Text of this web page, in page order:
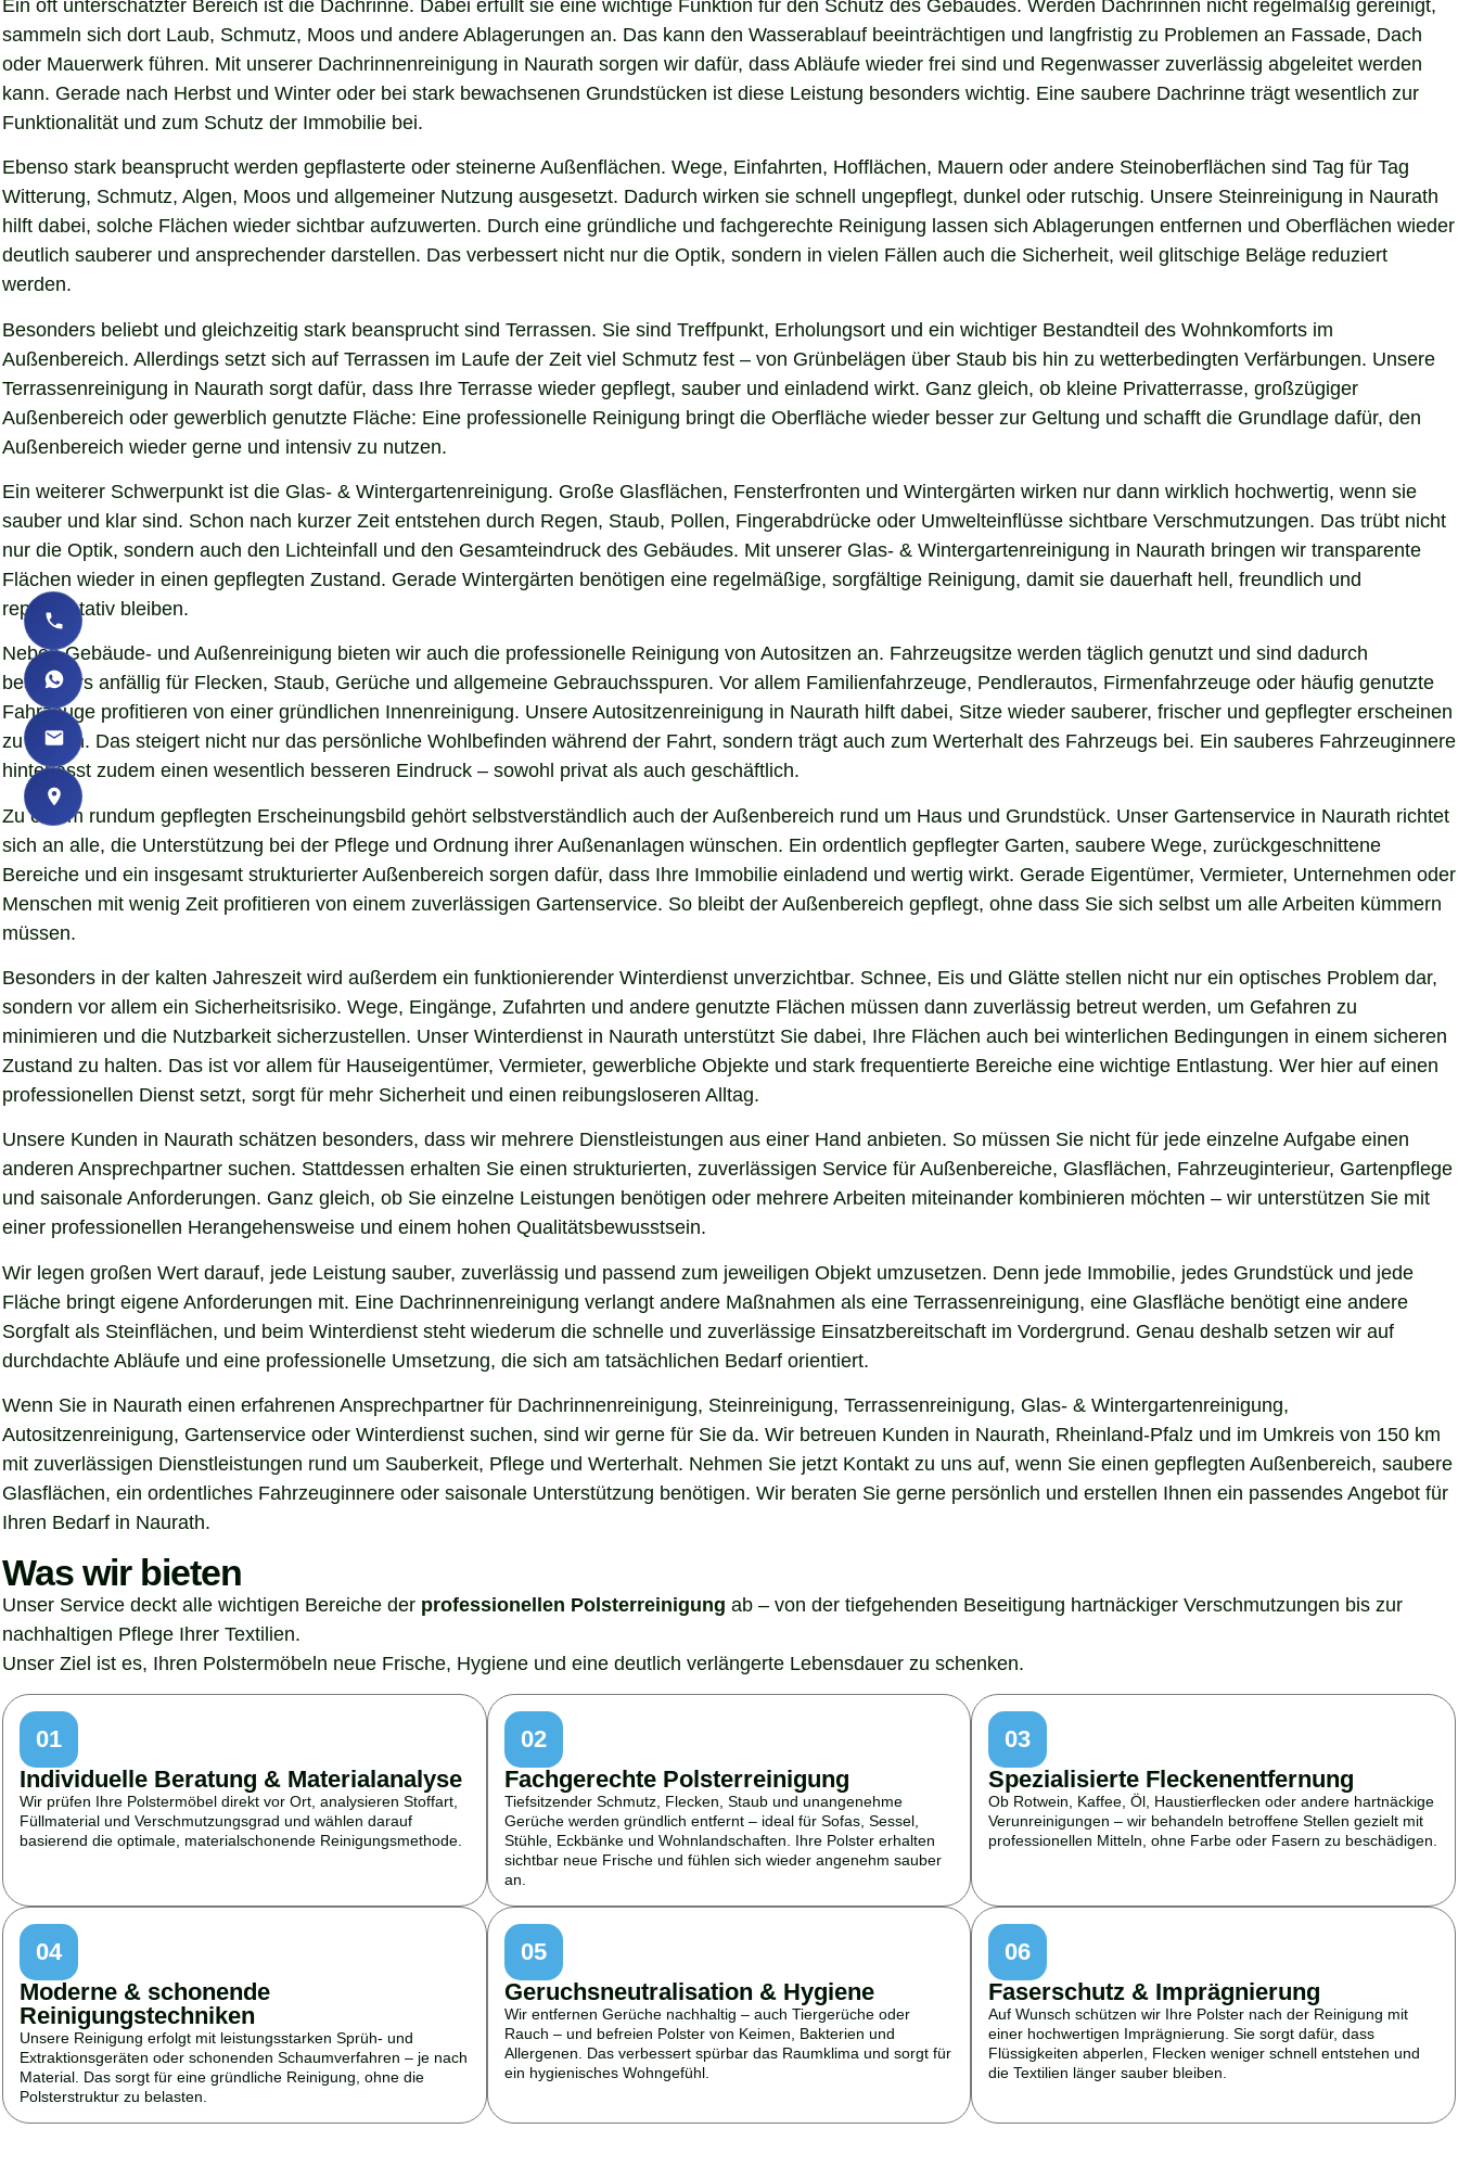
Ein oft unterschätzter Bereich ist die Dachrinne. Dabei erfüllt sie eine wichtige Funktion für den Schutz des Gebäudes. Werden Dachrinnen nicht regelmäßig gereinigt,
sammeln sich dort Laub, Schmutz, Moos und andere Ablagerungen an. Das kann den Wasserablauf beeinträchtigen und langfristig zu Problemen an Fassade, Dach
oder Mauerwerk führen. Mit unserer Dachrinnenreinigung in Naurath sorgen wir dafür, dass Abläufe wieder frei sind und Regenwasser zuverlässig abgeleitet werden
kann. Gerade nach Herbst und Winter oder bei stark bewachsenen Grundstücken ist diese Leistung besonders wichtig. Eine saubere Dachrinne trägt wesentlich zur
Funktionalität und zum Schutz der Immobilie bei.
Ebenso stark beansprucht werden gepflasterte oder steinerne Außenflächen. Wege, Einfahrten, Hofflächen, Mauern oder andere Steinoberflächen sind Tag für Tag
Witterung, Schmutz, Algen, Moos und allgemeiner Nutzung ausgesetzt. Dadurch wirken sie schnell ungepflegt, dunkel oder rutschig. Unsere Steinreinigung in Naurath
hilft dabei, solche Flächen wieder sichtbar aufzuwerten. Durch eine gründliche und fachgerechte Reinigung lassen sich Ablagerungen entfernen und Oberflächen wieder
deutlich sauberer und ansprechender darstellen. Das verbessert nicht nur die Optik, sondern in vielen Fällen auch die Sicherheit, weil glitschige Beläge reduziert
werden.
Besonders beliebt und gleichzeitig stark beansprucht sind Terrassen. Sie sind Treffpunkt, Erholungsort und ein wichtiger Bestandteil des Wohnkomforts im
Außenbereich. Allerdings setzt sich auf Terrassen im Laufe der Zeit viel Schmutz fest – von Grünbelägen über Staub bis hin zu wetterbedingten Verfärbungen. Unsere
Terrassenreinigung in Naurath sorgt dafür, dass Ihre Terrasse wieder gepflegt, sauber und einladend wirkt. Ganz gleich, ob kleine Privatterrasse, großzügiger
Außenbereich oder gewerblich genutzte Fläche: Eine professionelle Reinigung bringt die Oberfläche wieder besser zur Geltung und schafft die Grundlage dafür, den
Außenbereich wieder gerne und intensiv zu nutzen.
Ein weiterer Schwerpunkt ist die Glas- & Wintergartenreinigung. Große Glasflächen, Fensterfronten und Wintergärten wirken nur dann wirklich hochwertig, wenn sie
sauber und klar sind. Schon nach kurzer Zeit entstehen durch Regen, Staub, Pollen, Fingerabdrücke oder Umwelteinflüsse sichtbare Verschmutzungen. Das trübt nicht
nur die Optik, sondern auch den Lichteinfall und den Gesamteindruck des Gebäudes. Mit unserer Glas- & Wintergartenreinigung in Naurath bringen wir transparente
Flächen wieder in einen gepflegten Zustand. Gerade Wintergärten benötigen eine regelmäßige, sorgfältige Reinigung, damit sie dauerhaft hell, freundlich und
repräsentativ bleiben.
Neben Gebäude- und Außenreinigung bieten wir auch die professionelle Reinigung von Autositzen an. Fahrzeugsitze werden täglich genutzt und sind dadurch
besonders anfällig für Flecken, Staub, Gerüche und allgemeine Gebrauchsspuren. Vor allem Familienfahrzeuge, Pendlerautos, Firmenfahrzeuge oder häufig genutzte
Fahrzeuge profitieren von einer gründlichen Innenreinigung. Unsere Autositzenreinigung in Naurath hilft dabei, Sitze wieder sauberer, frischer und gepflegter erscheinen
zu lassen. Das steigert nicht nur das persönliche Wohlbefinden während der Fahrt, sondern trägt auch zum Werterhalt des Fahrzeugs bei. Ein sauberes Fahrzeuginnere
hinterlässt zudem einen wesentlich besseren Eindruck – sowohl privat als auch geschäftlich.
Zu einem rundum gepflegten Erscheinungsbild gehört selbstverständlich auch der Außenbereich rund um Haus und Grundstück. Unser Gartenservice in Naurath richtet
sich an alle, die Unterstützung bei der Pflege und Ordnung ihrer Außenanlagen wünschen. Ein ordentlich gepflegter Garten, saubere Wege, zurückgeschnittene
Bereiche und ein insgesamt strukturierter Außenbereich sorgen dafür, dass Ihre Immobilie einladend und wertig wirkt. Gerade Eigentümer, Vermieter, Unternehmen oder
Menschen mit wenig Zeit profitieren von einem zuverlässigen Gartenservice. So bleibt der Außenbereich gepflegt, ohne dass Sie sich selbst um alle Arbeiten kümmern
müssen.
Besonders in der kalten Jahreszeit wird außerdem ein funktionierender Winterdienst unverzichtbar. Schnee, Eis und Glätte stellen nicht nur ein optisches Problem dar,
sondern vor allem ein Sicherheitsrisiko. Wege, Eingänge, Zufahrten und andere genutzte Flächen müssen dann zuverlässig betreut werden, um Gefahren zu
minimieren und die Nutzbarkeit sicherzustellen. Unser Winterdienst in Naurath unterstützt Sie dabei, Ihre Flächen auch bei winterlichen Bedingungen in einem sicheren
Zustand zu halten. Das ist vor allem für Hauseigentümer, Vermieter, gewerbliche Objekte und stark frequentierte Bereiche eine wichtige Entlastung. Wer hier auf einen
professionellen Dienst setzt, sorgt für mehr Sicherheit und einen reibungsloseren Alltag.
Unsere Kunden in Naurath schätzen besonders, dass wir mehrere Dienstleistungen aus einer Hand anbieten. So müssen Sie nicht für jede einzelne Aufgabe einen
anderen Ansprechpartner suchen. Stattdessen erhalten Sie einen strukturierten, zuverlässigen Service für Außenbereiche, Glasflächen, Fahrzeuginterieur, Gartenpflege
und saisonale Anforderungen. Ganz gleich, ob Sie einzelne Leistungen benötigen oder mehrere Arbeiten miteinander kombinieren möchten – wir unterstützen Sie mit
einer professionellen Herangehensweise und einem hohen Qualitätsbewusstsein.
Wir legen großen Wert darauf, jede Leistung sauber, zuverlässig und passend zum jeweiligen Objekt umzusetzen. Denn jede Immobilie, jedes Grundstück und jede
Fläche bringt eigene Anforderungen mit. Eine Dachrinnenreinigung verlangt andere Maßnahmen als eine Terrassenreinigung, eine Glasfläche benötigt eine andere
Sorgfalt als Steinflächen, und beim Winterdienst steht wiederum die schnelle und zuverlässige Einsatzbereitschaft im Vordergrund. Genau deshalb setzen wir auf
durchdachte Abläufe und eine professionelle Umsetzung, die sich am tatsächlichen Bedarf orientiert.
Wenn Sie in Naurath einen erfahrenen Ansprechpartner für Dachrinnenreinigung, Steinreinigung, Terrassenreinigung, Glas- & Wintergartenreinigung,
Autositzenreinigung, Gartenservice oder Winterdienst suchen, sind wir gerne für Sie da. Wir betreuen Kunden in Naurath, Rheinland-Pfalz und im Umkreis von 150 km
mit zuverlässigen Dienstleistungen rund um Sauberkeit, Pflege und Werterhalt. Nehmen Sie jetzt Kontakt zu uns auf, wenn Sie einen gepflegten Außenbereich, saubere
Glasflächen, ein ordentliches Fahrzeuginnere oder saisonale Unterstützung benötigen. Wir beraten Sie gerne persönlich und erstellen Ihnen ein passendes Angebot für
Ihren Bedarf in Naurath.
Was wir bieten
Unser Service deckt alle wichtigen Bereiche der professionellen Polsterreinigung ab – von der tiefgehenden Beseitigung hartnäckiger Verschmutzungen bis zur
nachhaltigen Pflege Ihrer Textilien.
Unser Ziel ist es, Ihren Polstermöbeln neue Frische, Hygiene und eine deutlich verlängerte Lebensdauer zu schenken.
01
Individuelle Beratung & Materialanalyse
Wir prüfen Ihre Polstermöbel direkt vor Ort, analysieren Stoffart,
Füllmaterial und Verschmutzungsgrad und wählen darauf
basierend die optimale, materialschonende Reinigungsmethode.
02
Fachgerechte Polsterreinigung
Tiefsitzender Schmutz, Flecken, Staub und unangenehme
Gerüche werden gründlich entfernt – ideal für Sofas, Sessel,
Stühle, Eckbänke und Wohnlandschaften. Ihre Polster erhalten
sichtbar neue Frische und fühlen sich wieder angenehm sauber
an.
03
Spezialisierte Fleckenentfernung
Ob Rotwein, Kaffee, Öl, Haustierflecken oder andere hartnäckige
Verunreinigungen – wir behandeln betroffene Stellen gezielt mit
professionellen Mitteln, ohne Farbe oder Fasern zu beschädigen.
04
Moderne & schonende
Reinigungstechniken
Unsere Reinigung erfolgt mit leistungsstarken Sprüh- und
Extraktionsgeräten oder schonenden Schaumverfahren – je nach
Material. Das sorgt für eine gründliche Reinigung, ohne die
Polsterstruktur zu belasten.
05
Geruchsneutralisation & Hygiene
Wir entfernen Gerüche nachhaltig – auch Tiergerüche oder
Rauch – und befreien Polster von Keimen, Bakterien und
Allergenen. Das verbessert spürbar das Raumklima und sorgt für
ein hygienisches Wohngefühl.
06
Faserschutz & Imprägnierung
Auf Wunsch schützen wir Ihre Polster nach der Reinigung mit
einer hochwertigen Imprägnierung. Sie sorgt dafür, dass
Flüssigkeiten abperlen, Flecken weniger schnell entstehen und
die Textilien länger sauber bleiben.